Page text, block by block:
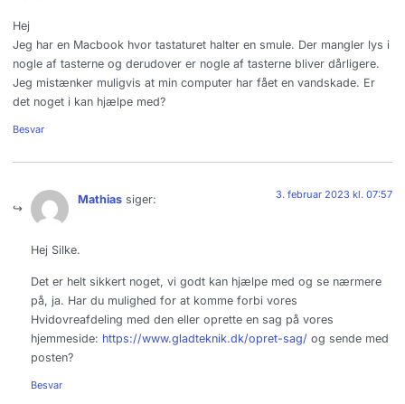
Hej
Jeg har en Macbook hvor tastaturet halter en smule. Der mangler lys i
nogle af tasterne og derudover er nogle af tasterne bliver dårligere.
Jeg mistænker muligvis at min computer har fået en vandskade. Er
det noget i kan hjælpe med?
Besvar
Mathias siger: 3. februar 2023 kl. 07:57
Hej Silke.
Det er helt sikkert noget, vi godt kan hjælpe med og se nærmere
på, ja. Har du mulighed for at komme forbi vores
Hvidovreafdeling med den eller oprette en sag på vores
hjemmeside: https://www.gladteknik.dk/opret-sag/ og sende med
posten?
Besvar